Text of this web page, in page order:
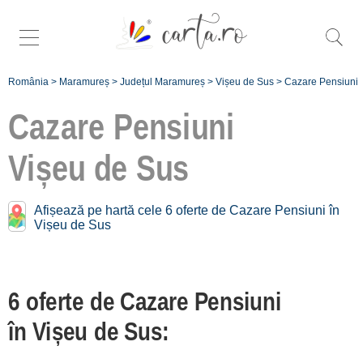
România > Maramureș > Județul Maramureș > Vișeu de Sus > Cazare Pensiuni
Cazare Pensiuni
Vișeu de Sus
Afișează pe hartă cele 6 oferte de Cazare Pensiuni în
Vișeu de Sus
6 oferte de Cazare Pensiuni
în Vișeu de Sus:
Pensiuni în apropiere de
Vișeu de Sus:
Moisei
[1 oferte la 6.3 km]
Săcel [4 oferte la 8.3 km]